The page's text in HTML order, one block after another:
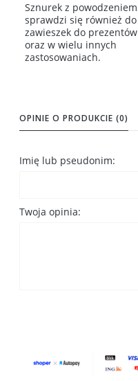
Sznurek z powodzeniem
sprawdzi się również do
zawieszek do prezentów
oraz w wielu innych
zastosowaniach.
OPINIE O PRODUKCIE (0)
Imię lub pseudonim:
Twoja opinia: